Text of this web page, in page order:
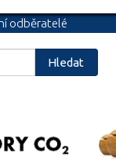
odběratelé
Hledat